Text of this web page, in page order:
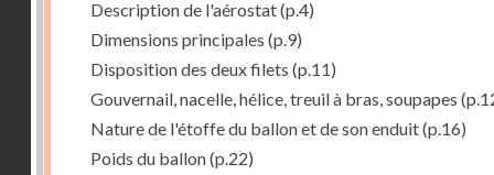
Description de l'aérostat(p.4)
Dimensions principales (p.9)
Disposition des deux filets (p.11)
Gouvernail, nacelle, hélice, treuil à bras, soupapes
Nature de l'étoffe du ballon et de son enduit(p.16)
Poids du ballon(p.22)